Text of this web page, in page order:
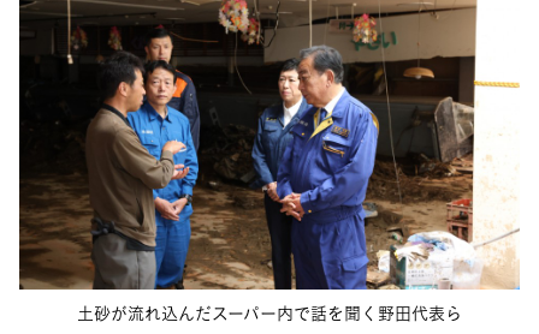
土砂が流れ込んだスーパー内で話を聞く野田代表ら